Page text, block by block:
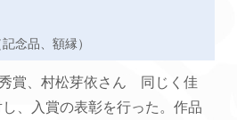
念品、額縁）
賞、村松芽依さん 同じく佳
、入賞の表彰を行った。作品